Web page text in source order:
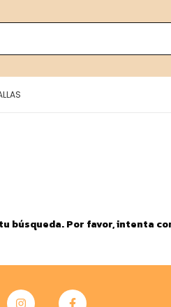
búsqueda. Por favor, intenta